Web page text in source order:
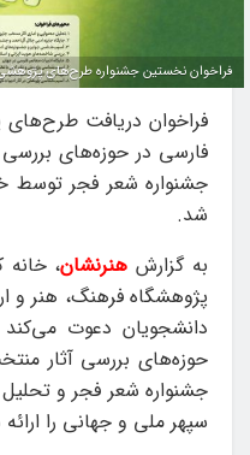
فراخوان نخستین جشنواره طرح‌های
فراخوان دریافت طرح‌های
فارسی در حوزه‌های
جشنواره شعر فجر توسط
شد.
به گزارش هنرنشان، خانه
پژوهشگاه فرهنگ، هنر و
دانشجویان دعوت
حوزه‌های بررسی آثار
جشنواره شعر فجر و
سپهر ملی و جهانی را